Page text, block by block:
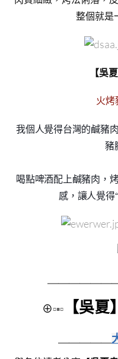
整個就是
【吳
火烤
我個人覺得台灣的鹹豬
豬
喝點啤酒配上鹹豬肉，
感，讓人覺得
⊕▫▪▫ 【吳夏